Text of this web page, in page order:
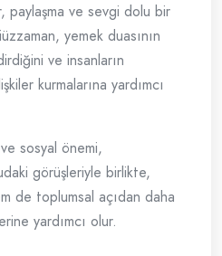
paylaşma ve sevgi dolu bir
yemek duasının
ve insanların
kurmalarına yardımcı
sosyal önemi,
görüşleriyle birlikte,
de toplumsal açıdan daha
yardımcı olur.